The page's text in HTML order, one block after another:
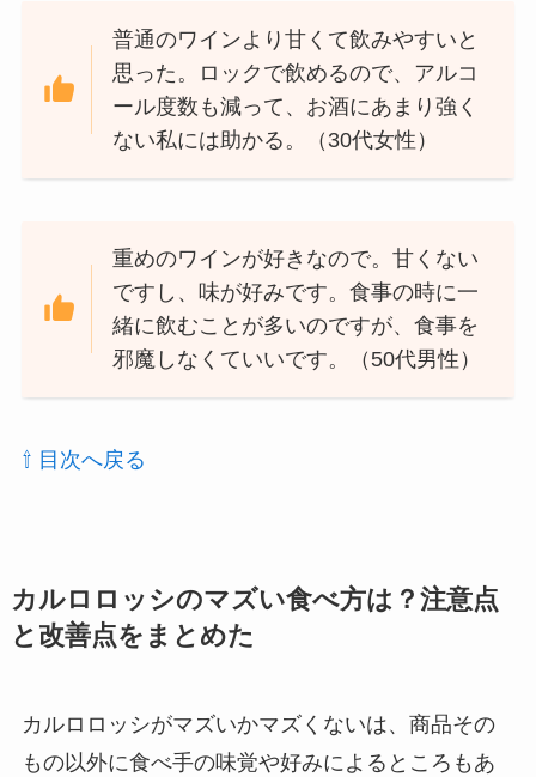
普通のワインより甘くて飲みやすいと
思った。ロックで飲めるので、アルコ
ール度数も減って、お酒にあまり強く
ない私には助かる。（30代女性）
重めのワインが好きなので。甘くない
ですし、味が好みです。食事の時に一
緒に飲むことが多いのですが、食事を
邪魔しなくていいです。（50代男性）
⇧ 目次へ戻る
カルロロッシのマズい食べ方は？注意点
と改善点をまとめた
カルロロッシがマズいかマズくないは、商品その
もの以外に食べ手の味覚や好みによるところもあ